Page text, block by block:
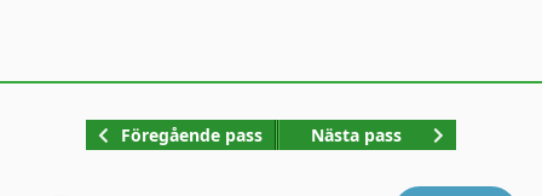
Föregående pass Nästa pass